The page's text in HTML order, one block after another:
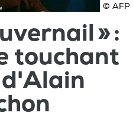
© AFP
» :
touchant